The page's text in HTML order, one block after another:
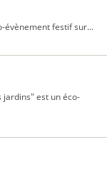
évènement festif sur...
jardins" est un éco-